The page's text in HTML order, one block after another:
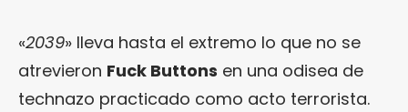
«2039» lleva hasta el extremo lo que no se
atrevieron Fuck Buttons en una odisea de
technazo practicado como acto terrorista.